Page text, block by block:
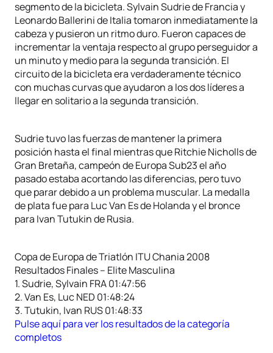
segmento de la bicicleta. Sylvain Sudrie de Francia y
Leonardo Ballerini de Italia tomaron inmediatamente la
cabeza y pusieron un ritmo duro. Fueron capaces de
incrementar la ventaja respecto al grupo perseguidor a
un minuto y medio para la segunda transición. El
circuito de la bicicleta era verdaderamente técnico
con muchas curvas que ayudaron a los dos líderes a
llegar en solitario a la segunda transición.
Sudrie tuvo las fuerzas de mantener la primera
posición hasta el final mientras que Ritchie Nicholls de
Gran Bretaña, campeón de Europa Sub23 el año
pasado estaba acortando las diferencias, pero tuvo
que parar debido a un problema muscular. La medalla
de plata fue para Luc Van Es de Holanda y el bronce
para Ivan Tutukin de Rusia.
Copa de Europa de Triatlón ITU Chania 2008
Resultados Finales – Elite Masculina
1. Sudrie, Sylvain FRA 01:47:56
2. Van Es, Luc NED 01:48:24
3. Tutukin, Ivan RUS 01:48:33
Pulse aquí para ver los resultados de la categoría
completos